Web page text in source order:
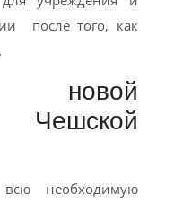
после того, как
новой
необходимую